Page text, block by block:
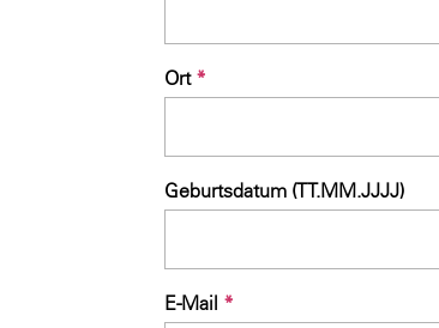
Ort *
Geburtsdatum (TT.MM.JJJJ)
E-Mail *